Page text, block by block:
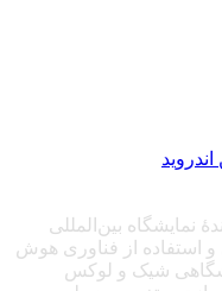
نمایشگاه بین‌المللی
و استفاده از فناوری هوش
شیک و لوکس